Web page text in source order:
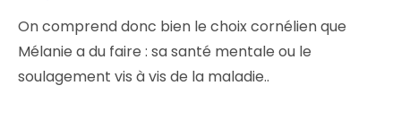
On comprend donc bien le choix cornélien que
Mélanie a du faire : sa santé mentale ou le
soulagement vis à vis de la maladie..